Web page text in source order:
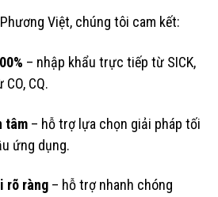
Việt, chúng tôi cam kết:
– nhập khẩu trực tiếp từ SICK,
CQ.
tâm– hỗ trợ lựa chọn giải pháp tối
ứng dụng.
rõ ràng– hỗ trợ nhanh chóng